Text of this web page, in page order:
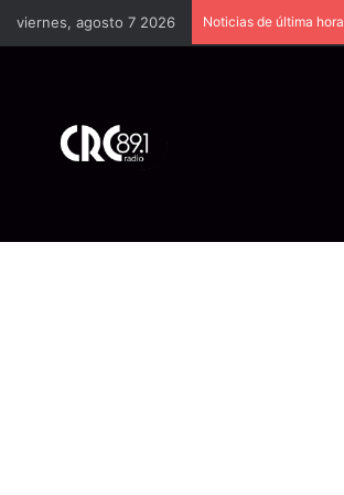
viernes, agosto 7 2026 Noticias de última hora